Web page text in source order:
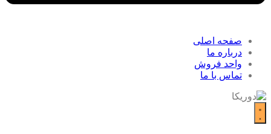
صفحه اصلی
درباره ما
واحد فروش
تماس با ما